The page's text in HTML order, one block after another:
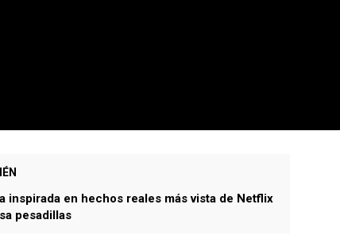
inspirada en hechos reales más vista de Netflix
pesadillas